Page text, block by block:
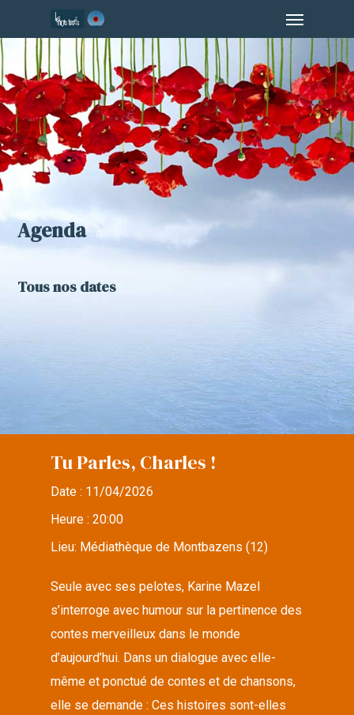
to
main
content
Agenda
Tous nos dates
Tu Parles, Charles !
Date : 11/04/2026
Heure :20:00
Lieu: Médiathèque de Montbazens (12)
Seule avec ses pelotes, Karine Mazel
s’interroge avec humour sur la pertinence des
contes merveilleux dans le monde
d’aujourd’hui. Dans un dialogue avec elle-
même et ponctué de contes et de chansons,
elle se demande : Ces histoires sont-elles